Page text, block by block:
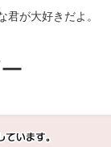
君が大好きだよ。